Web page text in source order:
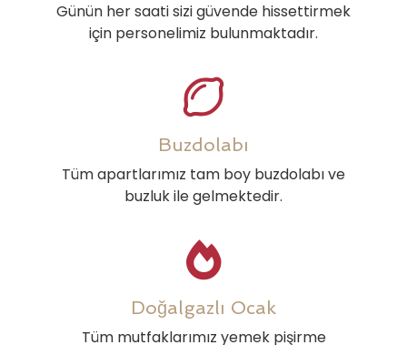
Günün her saati sizi güvende hissettirmek
için personelimiz bulunmaktadır.
Buzdolabı
Tüm apartlarımız tam boy buzdolabı ve
buzluk ile gelmektedir.
Doğalgazlı Ocak
Tüm mutfaklarımız yemek pişirme